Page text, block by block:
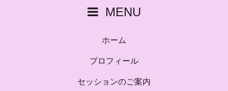
MENU
ホーム
プロフィール
セッションのご案内